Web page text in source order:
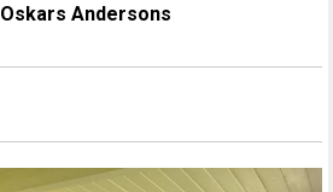
Oskars Andersons